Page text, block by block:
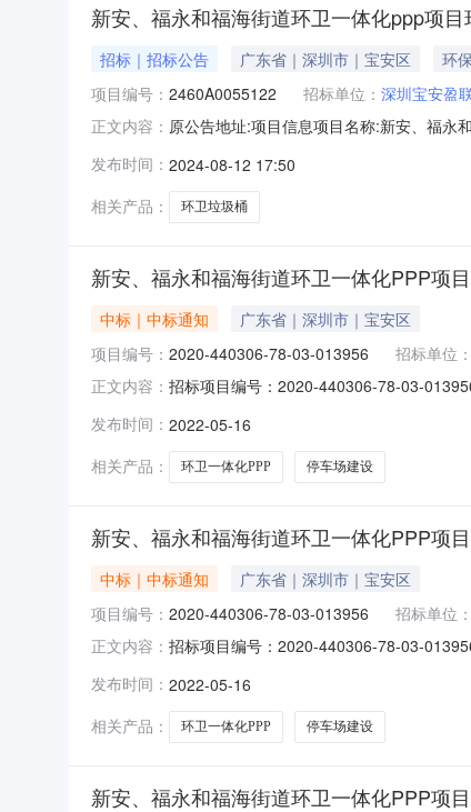
新安、福永和福海街道环卫一体化ppp项
招标｜招标公告 广东省｜深圳市｜宝安区 环
项目编号： 2460A0055122 招标单位： 深圳宝安盈
正文内容： 原公告地址:项目信息项目名称:新安、福永
间:2024-08-1309:00:00公告信息:公告附件
发布时间： 2024-08-12 17:50
相关产品：
环卫垃圾桶
新安、福永和福海街道环卫一体化PPP项
中标｜中标通知
广东省｜深圳市｜宝安区
项目编号： 2020-440306-78-03-013956 招标单位：
正文内容： 招标项目编号：2020-440306-78-03-
构：深圳市中正招标有限公司招标方式：
发布时间： 2022-05-16
相关产品：
环卫一体化PPP 停车场建设
新安、福永和福海街道环卫一体化PPP项
中标｜中标通知
广东省｜深圳市｜宝安区
项目编号： 2020-440306-78-03-013956 招标单位：
正文内容： 招标项目编号：2020-440306-78-03-
构：深圳市中正招标有限公司招标方式：
发布时间： 2022-05-16
相关产品：
环卫一体化PPP 停车场建设
新安、福永和福海街道环卫一体化PPP项